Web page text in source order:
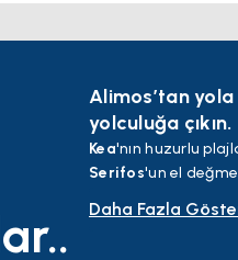
Alimos’tan yola
yolculuğa çıkın.
Kea'nın huzurlu
Serifos'un el
Bu 7 günlük
Daha Fazla